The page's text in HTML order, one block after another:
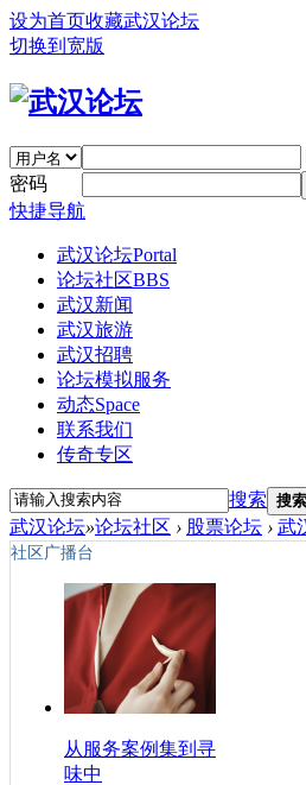
设为首页收藏武汉论坛
切换到宽版
密码
快捷导航
武汉论坛Portal
论坛社区BBS
武汉新闻
武汉旅游
武汉招聘
论坛模拟服务
动态Space
联系我们
传奇专区
搜索 搜索
武汉论坛»论坛社区 › 股票论坛 › 武
社区广播台
从服务案例集到寻
味中